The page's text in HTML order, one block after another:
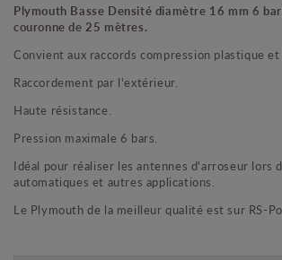
Plymouth Basse Densité diamètre 16 mm 6
couronne de 25 mètres.
Convient aux raccords compression plastique
Raccordement par l'extérieur.
Haute résistance.
Pression maximale 6 bars.
Idéal pour réaliser les antennes d'arroseur lors
automatiques et autres applications.
Le Plymouth de la meilleur qualité est sur RS-